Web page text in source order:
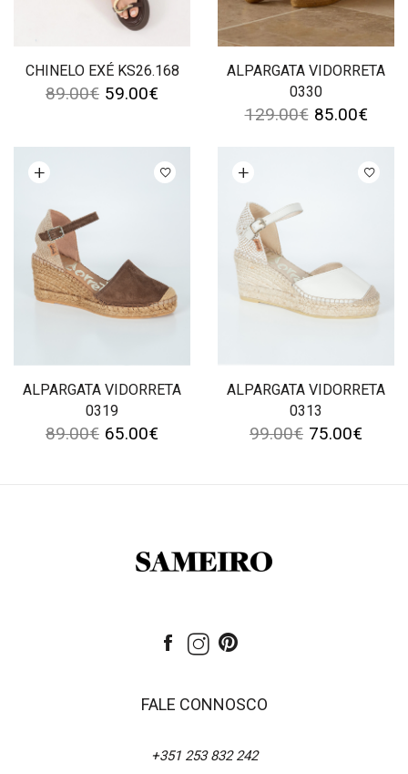
CHINELO EXÉ KS26.168
89.00€ 59.00€
ALPARGATA VIDORRETA
0330
129.00€ 85.00€
ALPARGATA VIDORRETA
0319
opções
89.00€ 65.00€
ALPARGATA VIDORRETA
0313
Ver opções
99.00€ 75.00€
FALE CONNOSCO
+351 253 832 242